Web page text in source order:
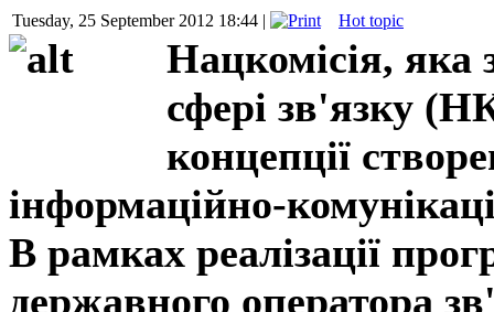
Tuesday, 25 September 2012 18:44 | Hot topic
Нацкомісія, яка
сфері зв'язку
концепції
інформаційно-
В рамках реалізації
державного оператора